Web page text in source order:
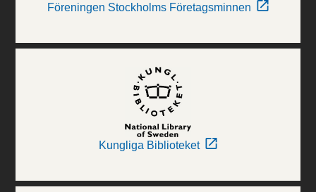
Föreningen Stockholms Företagsminnen
Kungliga Biblioteket